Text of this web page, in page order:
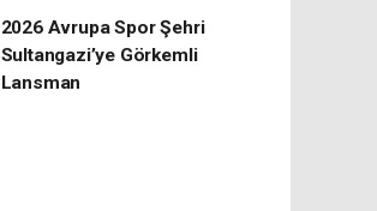
2026 Avrupa Spor Şehri
Sultangazi’ye Görkemli
Lansman